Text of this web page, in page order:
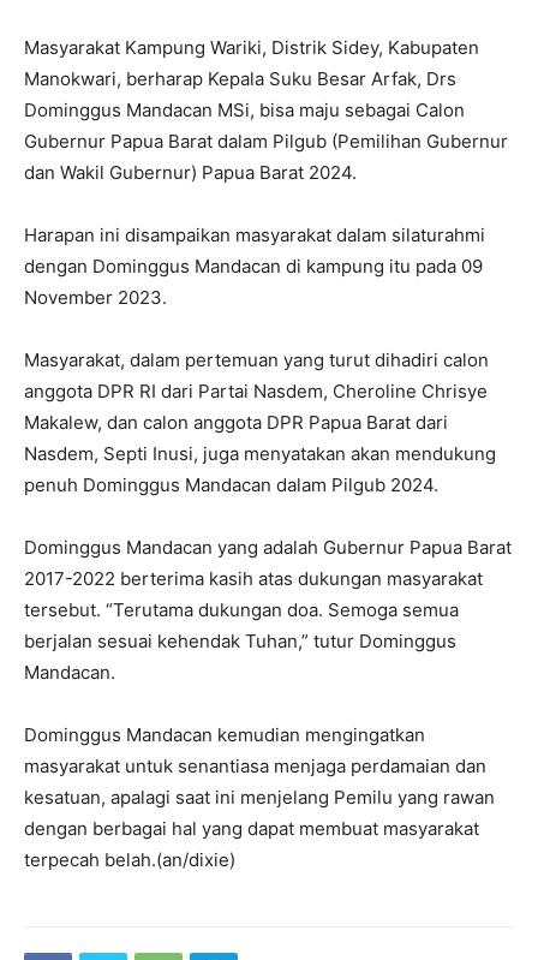
Masyarakat Kampung Wariki, Distrik Sidey, Kabupaten
Manokwari, berharap Kepala Suku Besar Arfak, Drs
Dominggus Mandacan MSi, bisa maju sebagai Calon
Gubernur Papua Barat dalam Pilgub (Pemilihan Gubernur
dan Wakil Gubernur) Papua Barat 2024.
Harapan ini disampaikan masyarakat dalam silaturahmi
dengan Dominggus Mandacan di kampung itu pada 09
November 2023.
Masyarakat, dalam pertemuan yang turut dihadiri calon
anggota DPR RI dari Partai Nasdem, Cheroline Chrisye
Makalew, dan calon anggota DPR Papua Barat dari
Nasdem, Septi Inusi, juga menyatakan akan mendukung
penuh Dominggus Mandacan dalam Pilgub 2024.
Dominggus Mandacan yang adalah Gubernur Papua Barat
2017-2022 berterima kasih atas dukungan masyarakat
tersebut. “Terutama dukungan doa. Semoga semua
berjalan sesuai kehendak Tuhan,” tutur Dominggus
Mandacan.
Dominggus Mandacan kemudian mengingatkan
masyarakat untuk senantiasa menjaga perdamaian dan
kesatuan, apalagi saat ini menjelang Pemilu yang rawan
dengan berbagai hal yang dapat membuat masyarakat
terpecah belah.(an/dixie)